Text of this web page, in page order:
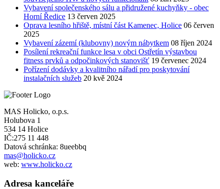
Vybavení společenského sálu a přidružené kuchyňky - obec
Horní Ředice 13 červen 2025
Oprava lesního hřiště, místní část Kamenec, Holice 06 červen
2025
Vybavení zázemí (klubovny) novým nábytkem 08 říjen 2024
Posílení rekreační funkce lesa v obci Ostřetín výstavbou
fitness prvků a odpočinkových stanovišť 19 červenec 2024
Pořízení dodávky a kvalitního nářadí pro poskytování
instalačních služeb 20 kvě 2024
MAS Holicko, o.p.s.
Holubova 1
534 14 Holice
IČ:275 11 448
Datová schránka: 8ueebbq
mas@holicko.cz
web: www.holicko.cz
Adresa kanceláře